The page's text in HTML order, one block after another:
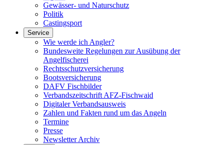
Gewässer- und Naturschutz
Politik
Castingsport
Service
Wie werde ich Angler?
Bundesweite Regelungen zur Ausübung der
Angelfischerei
Rechtsschutzversicherung
Bootsversicherung
DAFV Fischbilder
Verbandszeitschrift AFZ-Fischwaid
Digitaler Verbandsausweis
Zahlen und Fakten rund um das Angeln
Termine
Presse
Newsletter Archiv